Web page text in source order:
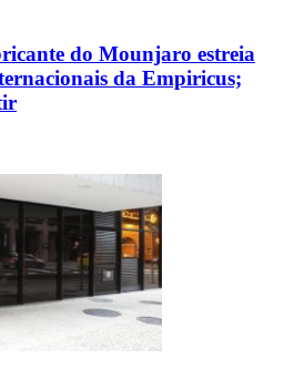
do Mounjaro estreia
da Empiricus;